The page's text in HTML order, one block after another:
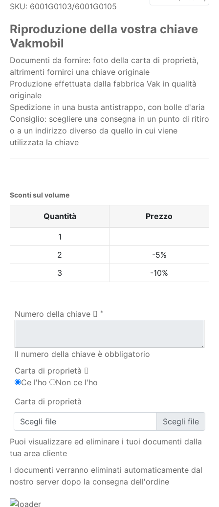
SKU: 6001G0103/6001G0105
Riproduzione della vostra chiave
Vakmobil
Documenti da fornire: foto della carta di proprietà,
altrimenti fornirci una chiave originale
Produzione effettuata dalla fabbrica Vak in qualità
originale
Spedizione in una busta antistrappo, con bolle d'aria
Consiglio: scegliere una consegna in un punto di ritiro
o a un indirizzo diverso da quello in cui viene
utilizzata la chiave
Sconti sul volume
Quantità Prezzo
1
2
-5%
3
-10%
Numero della chiave *
Il numero della chiave è obbligatorio
Carta di proprietà
Ce l'ho
Non ce l'ho
Carta di proprietà
Scegli file
Puoi visualizzare ed eliminare i tuoi documenti dalla
tua area cliente
I documenti verranno eliminati automaticamente dal
nostro server dopo la consegna dell'ordine